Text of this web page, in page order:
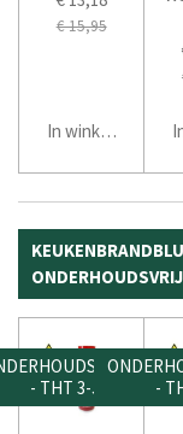
€ 15,95
In winkelwagen
ONDERHOUDSVRIJ
- THT 3-JAAR
-